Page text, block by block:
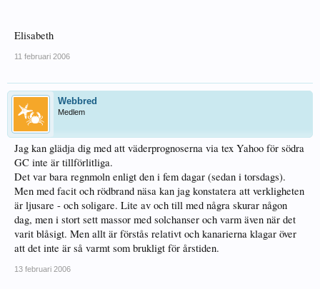
Elisabeth
11 februari 2006
Webbred
Medlem
Jag kan glädja dig med att väderprognoserna via tex Yahoo för södra
GC inte är tillförlitliga.
Det var bara regnmoln enligt den i fem dagar (sedan i torsdags).
Men med facit och rödbrand näsa kan jag konstatera att verkligheten
är ljusare - och soligare. Lite av och till med några skurar någon
dag, men i stort sett massor med solchanser och varm även när det
varit blåsigt. Men allt är förstås relativt och kanarierna klagar över
att det inte är så varmt som brukligt för årstiden.
13 februari 2006